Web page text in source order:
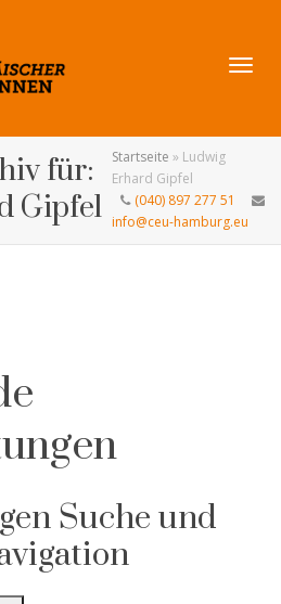
für:
Gipfel
Startseite » Ludwig
Erhard Gipfel
(040) 897 277 51
info@ceu-hamburg.eu
Suche und